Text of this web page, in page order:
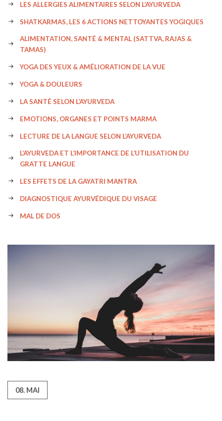
LES ALLERGIES ALIMENTAIRES SELON L’AYURVEDA
SHATKARMAS, LES 6 ACTIONS NETTOYANTES YOGIQUES
ALIMENTATION, SANTÉ & MENTAL (SATTVA, RAJAS &
TAMAS)
YOGA DES YEUX & AMÉLIORATION DE LA VUE
YOGA & DOULEURS
LA SANTÉ SELON L’AYURVEDA
EMOTIONS, ORGANES ET POINTS MARMA
LECTURE DE LA LANGUE SELON L’AYURVEDA
L’AYURVEDA ET L’IMPORTANCE DE L’UTILISATION DU
GRATTE LANGUE
LES EFFETS DE LA GAYATRI MANTRA
DIAGNOSTIQUE AYURVÉDIQUE DU VISAGE
MAL DE DOS
08. MAI